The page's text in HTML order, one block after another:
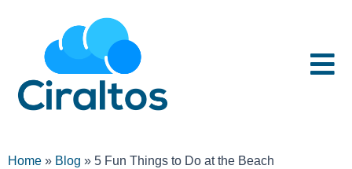
Home » Blog » 5 Fun Things to Do at the Beach